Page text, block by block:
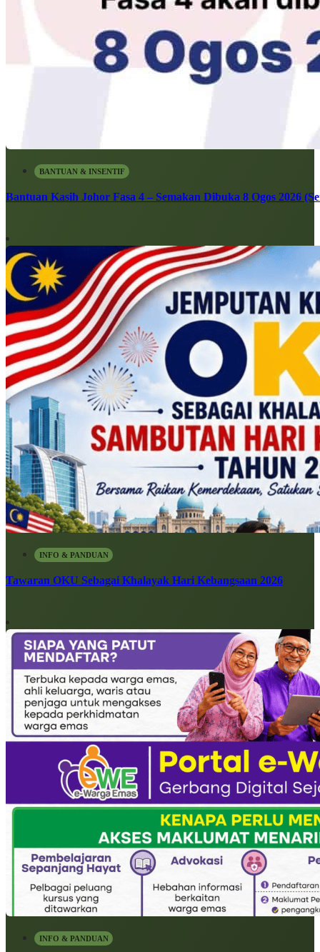
BANTUAN & INSENTIF
Bantuan Kasih Johor Fasa 4 – Semakan Dibuka 8 Ogos 2026
INFO & PANDUAN
Tawaran OKU Sebagai Khalayak Hari Kebangsaan 2026
INFO & PANDUAN